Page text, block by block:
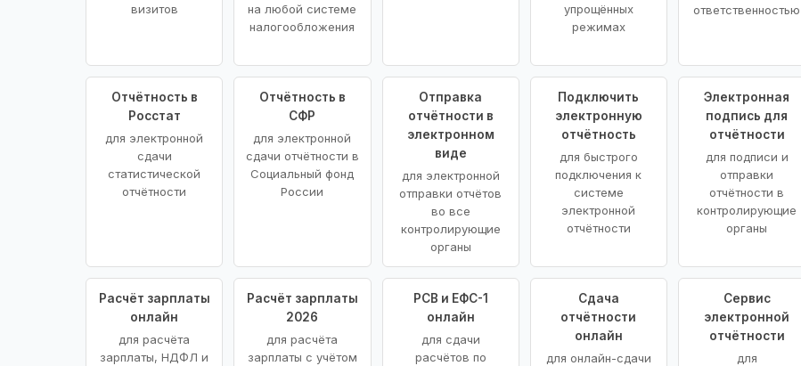
визитов
на любой системе
налогообложения
упрощённых
режимах
ответственностью
Отчётность в
Росстат
для электронной
сдачи
статистической
отчётности
Отчётность в
СФР
для электронной
сдачи отчётности в
Социальный фонд
России
Отправка
отчётности в
электронном
виде
для электронной
отправки отчётов
во все
контролирующие
органы
Подключить
электронную
отчётность
для быстрого
подключения к
системе
электронной
отчётности
Электронная
подпись для
отчётности
для подписи и
отправки
отчётности в
контролирующие
органы
Расчёт зарплаты
онлайн
для расчёта
зарплаты, НДФЛ и
Расчёт зарплаты
2026
для расчёта
зарплаты с учётом
РСВ и ЕФС-1
онлайн
для сдачи
расчётов по
Сдача
отчётности
онлайн
для онлайн-сдачи
Сервис
электронной
отчётности
для